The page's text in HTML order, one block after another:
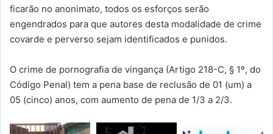
ficarão no anonimato, todos os esforços serão
engendrados para que autores desta modalidade de crime
covarde e perverso sejam identificados e punidos.
O crime de pornografia de vingança (Artigo 218-C, § 1º, do
Código Penal) tem a pena base de reclusão de 01 (um) a
05 (cinco) anos, com aumento de pena de 1/3 a 2/3.